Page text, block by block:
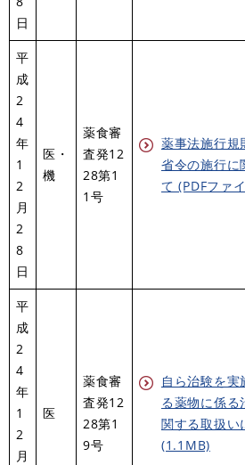
日
平
成
2
4
年
1
2
月
2
8
日
医・
機
薬食審
査発12
28第1
1号
薬事法施行規
省令の施行に
て (PDFファ
平
成
2
4
年
1
2
月
医
薬食審
査発12
28第1
9号
自ら治験を実
る薬物に係る
関する取扱い
(1.1MB)